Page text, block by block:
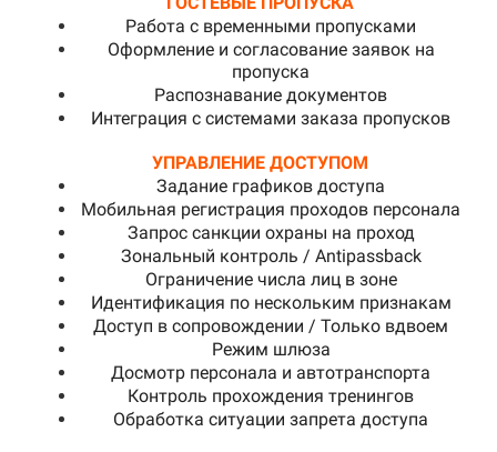
Работа с временными пропусками
Оформление и согласование заявок на
пропуска
Распознавание документов
Интеграция с системами заказа пропусков
УПРАВЛЕНИЕ ДОСТУПОМ
Задание графиков доступа
Мобильная регистрация проходов персонала
Запрос санкции охраны на проход
Зональный контроль / Antipassback
Ограничение числа лиц в зоне
Идентификация по нескольким признакам
Доступ в сопровождении / Только вдвоем
Режим шлюза
Досмотр персонала и автотранспорта
Контроль прохождения тренингов
Обработка ситуации запрета доступа